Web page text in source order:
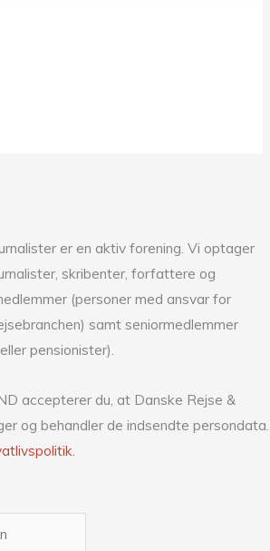
er en aktiv forening. Vi optager
skribenter, forfattere og
(personer med ansvar for
samt seniormedlemmer
pensionister).
accepterer du, at Danske Rejse &
og behandler de indsendte persondata.